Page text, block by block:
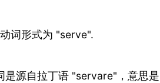
词形式为 "serve".
是源自拉丁语 "servare"，意思是